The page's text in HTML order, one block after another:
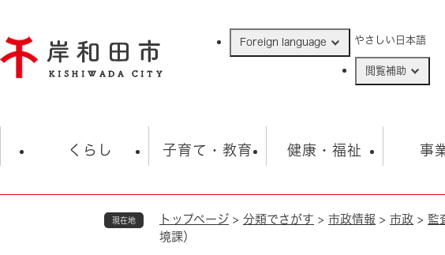
ジ
の
Foreign language やさしい日本語
閲覧補助
くらし
住民票・戸籍
子育て・教育
学校 子育て
健康・福祉
福祉・健康・生活
事
入
観光 市の概要
現在地 トップページ > 分類でさがす > 市政情報 > 市政 > 監
境課）